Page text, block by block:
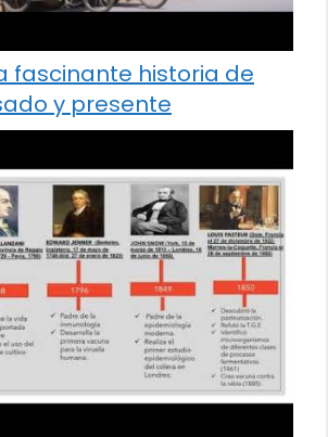
fascinante historia de
y presente